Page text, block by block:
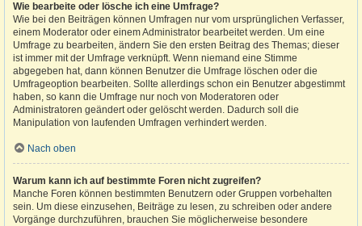
Wie bearbeite oder lösche ich eine Umfrage?
Wie bei den Beiträgen können Umfragen nur vom ursprünglichen Verfasser,
einem Moderator oder einem Administrator bearbeitet werden. Um eine
Umfrage zu bearbeiten, ändern Sie den ersten Beitrag des Themas; dieser
ist immer mit der Umfrage verknüpft. Wenn niemand eine Stimme
abgegeben hat, dann können Benutzer die Umfrage löschen oder die
Umfrageoption bearbeiten. Sollte allerdings schon ein Benutzer abgestimmt
haben, so kann die Umfrage nur noch von Moderatoren oder
Administratoren geändert oder gelöscht werden. Dadurch soll die
Manipulation von laufenden Umfragen verhindert werden.
Nach oben
Warum kann ich auf bestimmte Foren nicht zugreifen?
Manche Foren können bestimmten Benutzern oder Gruppen vorbehalten
sein. Um diese einzusehen, Beiträge zu lesen, zu schreiben oder andere
Vorgänge durchzuführen, brauchen Sie möglicherweise besondere